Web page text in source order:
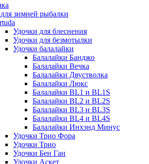
зимней рыбалки
Удочки для блеснения
Удочки для безмотылки
Удочки балалайки
Балалайки Банджо
Балалайки Вечка
Балалайки Двустволка
Балалайки Люкс
Балалайки BL1 и BL1S
Балалайки BL2 и BL2S
Балалайки BL3 и BL3S
Балалайки BL4 и BL4S
Балалайки Инхэнд Минус
Удочки Трио Фора
Удочки Трио
Удочки Бен Ган
Удочки Аскет